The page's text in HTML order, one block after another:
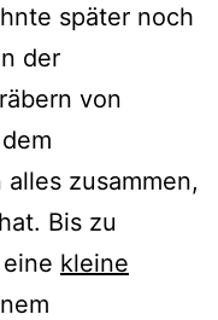
später noch
der
von
zusammen,
Bis zu
kleine